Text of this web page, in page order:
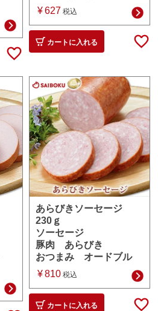
¥627 税込
カートに入れる
あらびきソーセージ
230ｇ
ソーセージ
豚肉 あらびき
おつまみ オードブル
¥810 税込
カートに入れる